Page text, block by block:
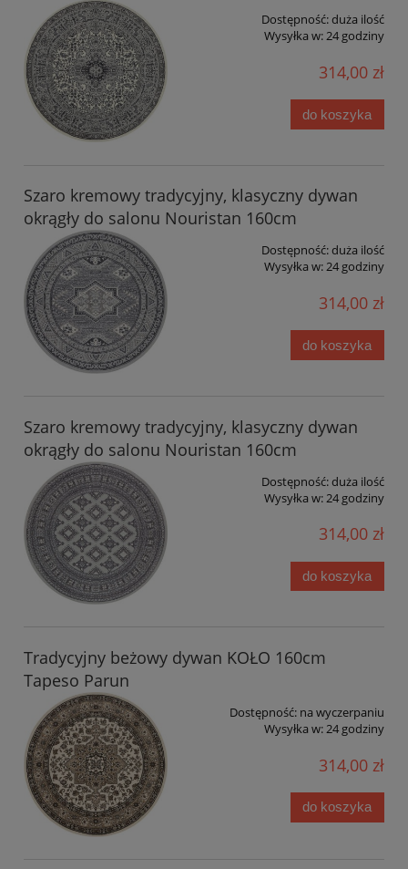
Dostępność:duża ilość
Wysyłka w:24 godziny
314,00 zł
do koszyka
Szaro kremowy tradycyjny, klasyczny dywan
okrągły do salonu Nouristan 160cm
Dostępność:duża ilość
Wysyłka w:24 godziny
314,00 zł
do koszyka
Szaro kremowy tradycyjny, klasyczny dywan
okrągły do salonu Nouristan 160cm
Dostępność:duża ilość
Wysyłka w:24 godziny
314,00 zł
do koszyka
Tradycyjny beżowy dywan KOŁO 160cm
Tapeso Parun
Dostępność: na wyczerpaniu
Wysyłka w:24 godziny
314,00 zł
do koszyka